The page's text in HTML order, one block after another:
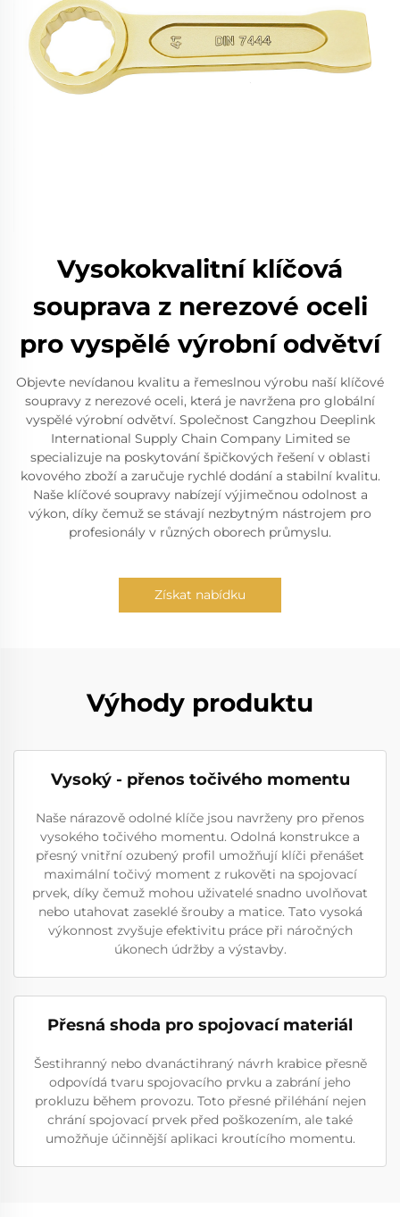
Vysokokvalitní klíčová
souprava z nerezové oceli
pro vyspělé výrobní odvětví
Objevte nevídanou kvalitu a řemeslnou výrobu naší klíčové
soupravy z nerezové oceli, která je navržena pro globální
vyspělé výrobní odvětví. Společnost Cangzhou Deeplink
International Supply Chain Company Limited se
specializuje na poskytování špičkových řešení v oblasti
kovového zboží a zaručuje rychlé dodání a stabilní kvalitu.
Naše klíčové soupravy nabízejí výjimečnou odolnost a
výkon, díky čemuž se stávají nezbytným nástrojem pro
profesionály v různých oborech průmyslu.
Získat nabídku
Výhody produktu
Vysoký - přenos točivého momentu
Naše nárazově odolné klíče jsou navrženy pro přenos
vysokého točivého momentu. Odolná konstrukce a
přesný vnitřní ozubený profil umožňují klíči přenášet
maximální točivý moment z rukověti na spojovací
prvek, díky čemuž mohou uživatelé snadno uvolňovat
nebo utahovat zaseklé šrouby a matice. Tato vysoká
výkonnost zvyšuje efektivitu práce při náročných
úkonech údržby a výstavby.
Přesná shoda pro spojovací materiál
Šestihranný nebo dvanáctihraný návrh krabice přesně
odpovídá tvaru spojovacího prvku a zabrání jeho
prokluzu během provozu. Toto přesné přiléhání nejen
chrání spojovací prvek před poškozením, ale také
umožňuje účinnější aplikaci kroutícího momentu.